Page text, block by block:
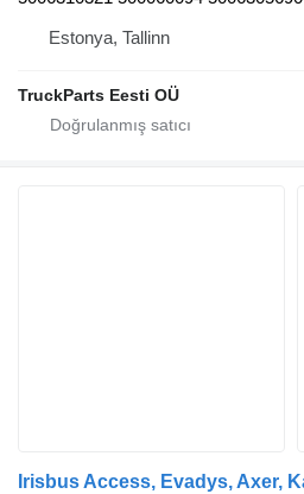
Estonya, Tallinn
TruckParts Eesti OÜ